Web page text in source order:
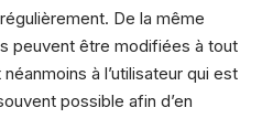
De la même
peuvent être modifiées à tout
à l’utilisateur qui est
possible afin d’en